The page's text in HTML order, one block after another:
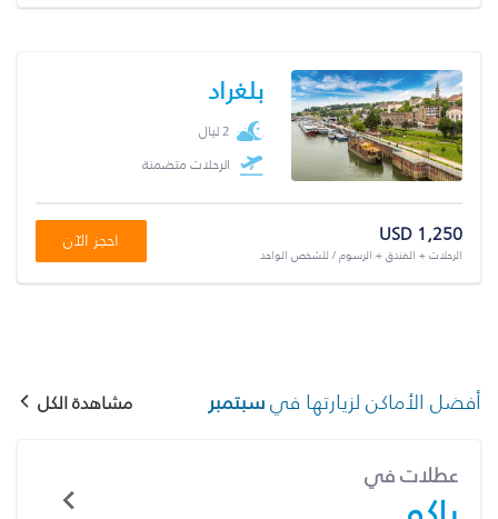
بلغراد
2 ليال
الرحلات متضمنة
USD 1,250
الرحلات + الفندق + الرسوم / للشخص الواحد
احجز الآن
أفضل الأماكن لزيارتها فيسبتمبر مشاهدة الكل
عطلات في